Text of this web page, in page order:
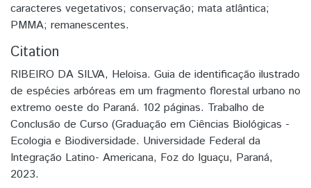
caracteres vegetativos; conservação; mata atlântica;
PMMA; remanescentes.
Citation
RIBEIRO DA SILVA, Heloisa. Guia de identificação ilustrado
de espécies arbóreas em um fragmento florestal urbano no
extremo oeste do Paraná. 102 páginas. Trabalho de
Conclusão de Curso (Graduação em Ciências Biológicas -
Ecologia e Biodiversidade. Universidade Federal da
Integração Latino- Americana, Foz do Iguaçu, Paraná,
2023.